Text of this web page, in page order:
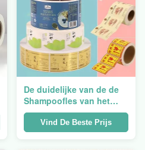
De duidelijke van de de
Shampoofles van het
Drukhaar het
Etiketstickers etiketteren
het Waterdichte Snelle
Vind De Beste Prijs